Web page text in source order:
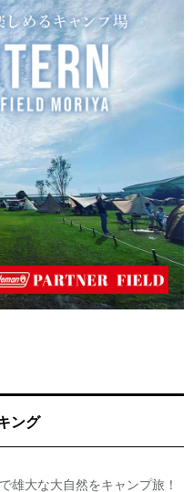
ング
雄大な大自然をキャンプ旅！